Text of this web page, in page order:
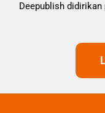
Deepublish didirikan